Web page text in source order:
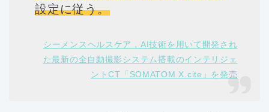
設定に従う。
シーメンスヘルスケア，AI技術を用いて開発され
た最新の全自動撮影システム搭載のインテリジェ
ントCT「SOMATOM X.cite」を発売